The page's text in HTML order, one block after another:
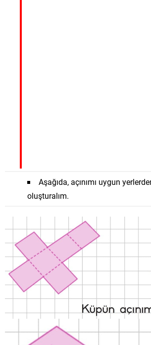
Aşağıda, açınımı uygun
oluşturalım.